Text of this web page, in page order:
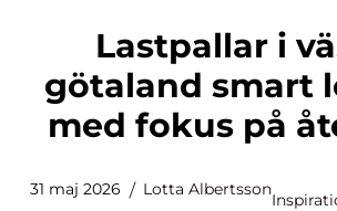
Lastpallar i västra
götaland smart
med fokus på
31 maj 2026 Lotta Albertsson